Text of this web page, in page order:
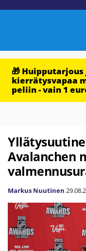
🎁
kierrätysvapaa
peliin - vain 1
Avalanchen
Markus Nuutinen